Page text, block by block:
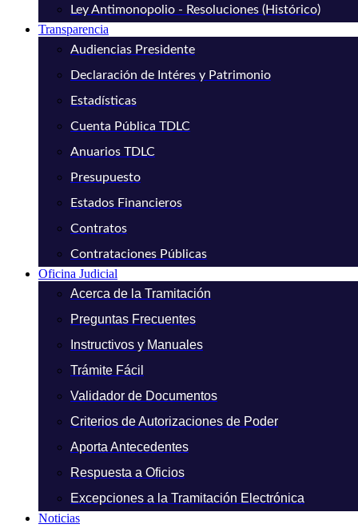
Ley Antimonopolio - Resoluciones (Histórico)
Transparencia
Audiencias Presidente
Declaración de Intéres y Patrimonio
Estadísticas
Cuenta Pública TDLC
Anuarios TDLC
Presupuesto
Estados Financieros
Contratos
Contrataciones Públicas
Oficina Judicial
Acerca de la Tramitación
Preguntas Frecuentes
Instructivos y Manuales
Trámite Fácil
Validador de Documentos
Criterios de Autorizaciones de Poder
Aporta Antecedentes
Respuesta a Oficios
Excepciones a la Tramitación Electrónica
Noticias